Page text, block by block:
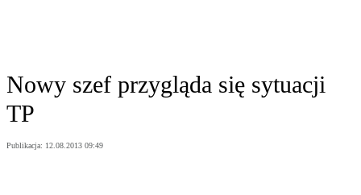
Nowy szef przygląda się sytuacji
TP
Publikacja: 12.08.2013 09:49